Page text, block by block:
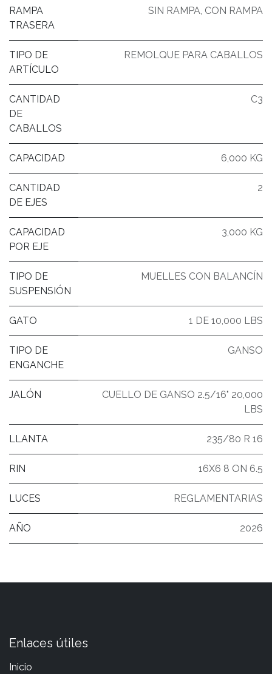
RAMPA
TRASERA
SIN RAMPA, CON RAMPA
TIPO DE
ARTÍCULO
REMOLQUE PARA CABALLOS
CANTIDAD
DE
CABALLOS
C3
CAPACIDAD 6,000 KG
CANTIDAD
DE EJES
2
CAPACIDAD
POR EJE
3,000 KG
TIPO DE
SUSPENSIÓN
MUELLES CON BALANCÍN
GATO 1 DE 10,000 LBS
TIPO DE
ENGANCHE
GANSO
JALÓN
CUELLO DE GANSO 2.5/16" 20,000
LBS
LLANTA 235/80 R 16
RIN 16X6 8 ON 6.5
LUCES REGLAMENTARIAS
AÑO 2026
Enlaces útiles
Inicio